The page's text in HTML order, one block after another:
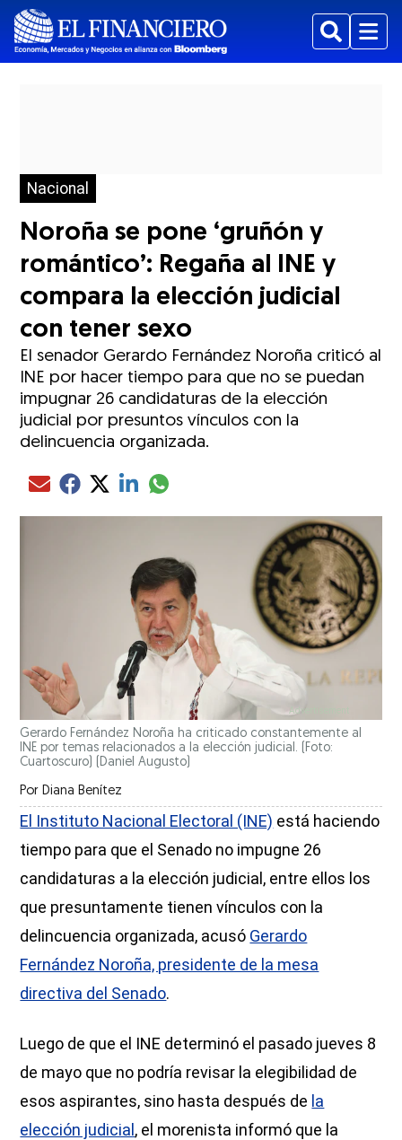
BuscarMenu
Nacional
Noroña se pone ‘gruñón y
romántico’: Regaña al INE y
compara la elección judicial
con tener sexo
El senador Gerardo Fernández Noroña criticó al
INE por hacer tiempo para que no se puedan
impugnar 26 candidaturas de la elección
judicial por presuntos vínculos con la
delincuencia organizada.
Compartir el artículo actual mediante Email
Compartir el artículo actual mediante Facebook
Compartir el artículo actual mediante Twitter
Compartir el artículo actual mediante LinkedIn
Compartir el artículo actual mediante
Gerardo Fernández Noroña ha criticado constantemente al
INE por temas relacionados a la elección judicial. (Foto:
Cuartoscuro)
(Daniel Augusto)
Por Diana Benítez
El Instituto Nacional Electoral (INE) está haciendo
tiempo para que el Senado no impugne 26
candidaturas a la elección judicial, entre ellos los
que presuntamente tienen vínculos con la
delincuencia organizada, acusó Gerardo
Fernández Noroña, presidente de la mesa
directiva del Senado.
Luego de que el INE determinó el pasado jueves 8
de mayo que no podría revisar la elegibilidad de
esos aspirantes, sino hasta después de la
elección judicial, el morenista informó que la